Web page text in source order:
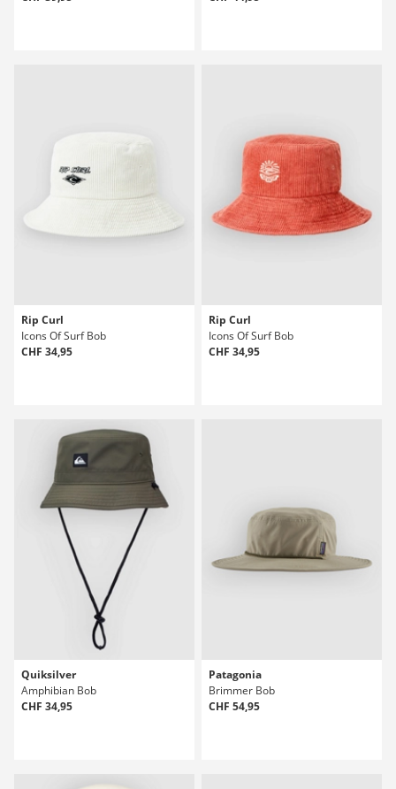
Rip Curl
Icons Of Surf Bob
CHF 34,95
Rip Curl
Icons Of Surf Bob
CHF 34,95
Quiksilver
Amphibian Bob
CHF 34,95
Patagonia
Brimmer Bob
CHF 54,95